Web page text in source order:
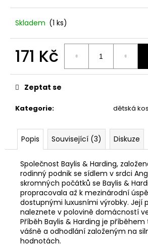
Skladem (1 ks)
171 Kč
Kategorie: dětská
Zeptat se
Popis Související (3) Diskuze
Společnost Baylis & Harding,
rodinný podnik se sídlem v srdci
skromných počátků se Baylis &
propracovala až k mezinárodní
dostupnými luxusními výrobky. Její
naleznete v polovině domácností
Příběh Baylis & Harding je
vášně a odhodlání založeným na
hodnotách.
79